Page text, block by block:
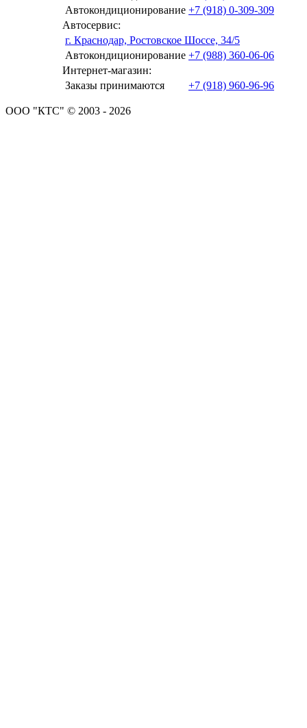
Автокондиционирование +7 (918) 0-309-309
Автосервис:
г. Краснодар, Ростовское Шоссе, 34/5
Автокондиционирование +7 (988) 360-06-06
Интернет-магазин:
Заказы принимаются
+7 (918) 960-96-96
ООО "КТС" © 2003 - 2026